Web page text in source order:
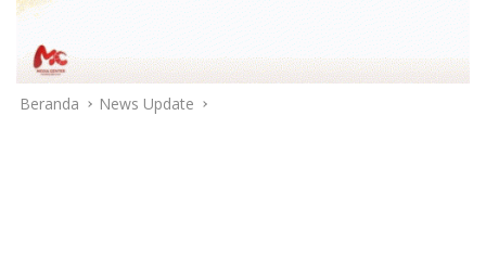
Beranda News Update